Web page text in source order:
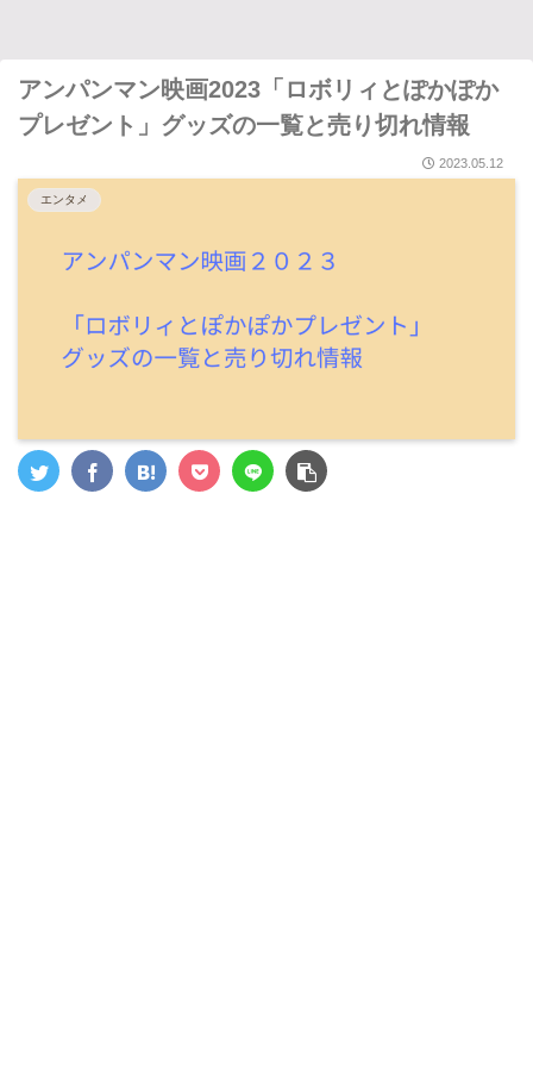
アンパンマン映画2023「ロボリィとぽかぽか
プレゼント」グッズの一覧と売り切れ情報
2023.05.12
エンタメ